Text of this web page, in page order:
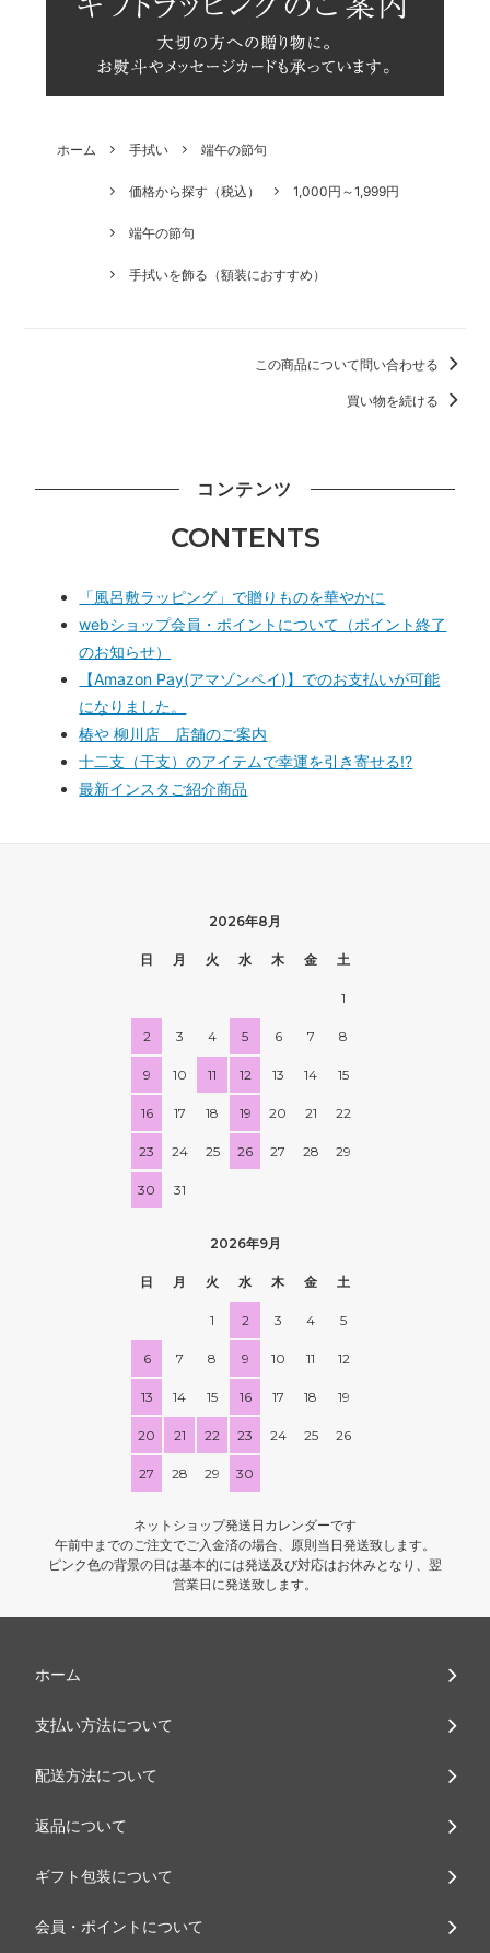
ホーム 手拭い 端午の節句
価格から探す（税込） 1,000円～1,999円
端午の節句
手拭いを飾る（額装におすすめ）
この商品について問い合わせる
買い物を続ける
コンテンツ
CONTENTS
「風呂敷ラッピング」で贈りものを華やかに
webショップ会員・ポイントについて（ポイント終了
のお知らせ）
【Amazon Pay(アマゾンペイ)】でのお支払いが可能
になりました。
椿や 柳川店 店舗のご案内
十二支（干支）のアイテムで幸運を引き寄せる!?
最新インスタご紹介商品
2026年8月
日 月 火 水 木 金 土
1
2 3 4 5 6 7 8
9 10 11 12 13 14 15
16 17 18 19 20 21 22
23 24 25 26 27 28 29
30 31
2026年9月
日 月 火 水 木 金 土
1 2 3 4 5
6 7 8 9 10 11 12
13 14 15 16 17 18 19
20 21 22 23 24 25 26
27 28 29 30
ネットショップ発送日カレンダーです
午前中までのご注文でご入金済の場合、原則当日発送致します。
ピンク色の背景の日は基本的には発送及び対応はお休みとなり、翌
営業日に発送致します。
ホーム
支払い方法について
配送方法について
返品について
ギフト包装について
会員・ポイントについて